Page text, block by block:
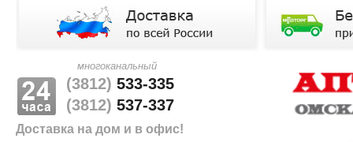
многоканальный
(3812) 533-335
(3812) 537-337
Доставка на дом и в офис!